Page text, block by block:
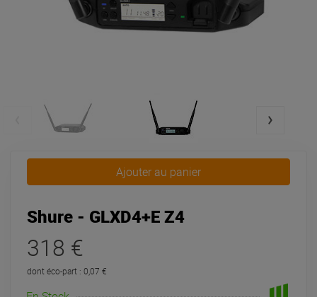
Ajouter au panier
Shure - GLXD4+E Z4
318 €
dont éco-part : 0,07 €